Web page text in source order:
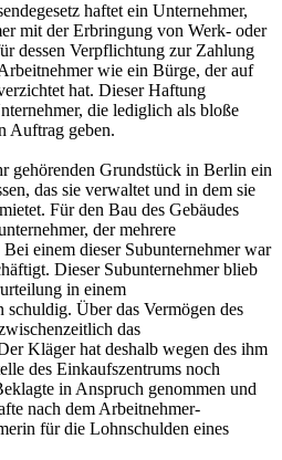
haftet ein Unternehmer,
mit der Erbringung von Werk- oder
dessen Verpflichtung zur Zahlung
wie ein Bürge, der auf
hat. Dieser Haftung
die lediglich als bloße
Auftrag geben.
gehörenden Grundstück in Berlin ein
das sie verwaltet und in dem sie
Für den Bau des Gebäudes
der mehrere
einem dieser Subunternehmer war
Dieser Subunternehmer blieb
in einem
Über das Vermögen des
das
Kläger hat deshalb wegen des ihm
des Einkaufszentrums noch
in Anspruch genommen und
nach dem Arbeitnehmer-
für die Lohnschulden eines